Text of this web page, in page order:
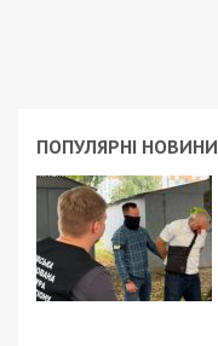
ПОПУЛЯРНІ НОВИНИ